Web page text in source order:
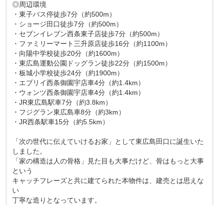
◎周辺環境
・東子バス停徒歩7分（約500m）
・ショージ田口徒歩7分（約500m）
・セブンイレブン西条東子店徒歩7分（約500m）
・ファミリーマート三升原店徒歩16分（約1100m）
・向陽中学校徒歩20分（約1600m）
・東広島運動公園ドッグラン徒歩22分（約1500m）
・板城小学校徒歩24分（約1900m）
・エブリイ西条御園宇店車4分（約1.4km）
・ウォンツ西条御園宇店車4分（約1.4km）
・JR東広島駅車7分（約3.8km）
・フジグラン東広島車8分（約3km）
・JR西条駅車15分（約5.5km）
「次の世代に伝えていけるお家」として東広島田口に誕生いた
しました。
「家の構造は人の骨格」見た目も大事だけど、骨はもっと大事
という
キャッチフレーズと共に建てられた本物件は、建売とは思えな
い
丁寧な造りとなっています。